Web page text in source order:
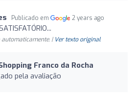
Publicado em 2 years ago
| Ver texto original
Franco da Rocha
pela avaliação